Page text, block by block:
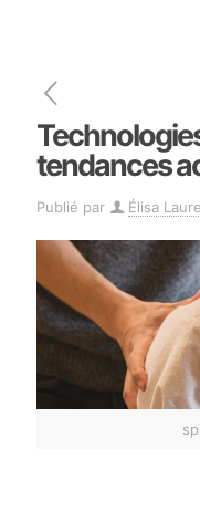
tendances
Publié par Élisa